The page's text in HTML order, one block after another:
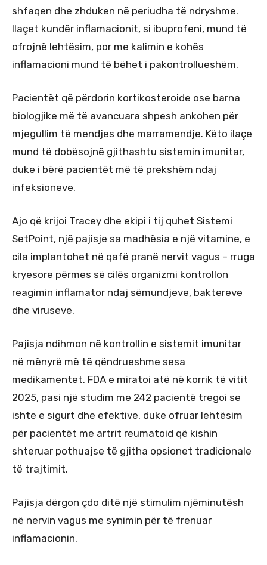
shfaqen dhe zhduken në periudha të ndryshme.
Ilaçet kundër inflamacionit, si ibuprofeni, mund të
ofrojnë lehtësim, por me kalimin e kohës
inflamacioni mund të bëhet i pakontrollueshëm.
Pacientët që përdorin kortikosteroide ose barna
biologjike më të avancuara shpesh ankohen për
mjegullim të mendjes dhe marramendje. Këto ilaçe
mund të dobësojnë gjithashtu sistemin imunitar,
duke i bërë pacientët më të prekshëm ndaj
infeksioneve.
Ajo që krijoi Tracey dhe ekipi i tij quhet Sistemi
SetPoint, një pajisje sa madhësia e një vitamine, e
cila implantohet në qafë pranë nervit vagus – rruga
kryesore përmes së cilës organizmi kontrollon
reagimin inflamator ndaj sëmundjeve, baktereve
dhe viruseve.
Pajisja ndihmon në kontrollin e sistemit imunitar
në mënyrë më të qëndrueshme sesa
medikamentet. FDA e miratoi atë në korrik të vitit
2025, pasi një studim me 242 pacientë tregoi se
ishte e sigurt dhe efektive, duke ofruar lehtësim
për pacientët me artrit reumatoid që kishin
shteruar pothuajse të gjitha opsionet tradicionale
të trajtimit.
Pajisja dërgon çdo ditë një stimulim njëminutësh
në nervin vagus me synimin për të frenuar
inflamacionin.